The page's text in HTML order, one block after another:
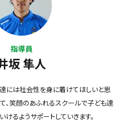
指導員
坂 隼人
達には社会性を身に着けてほしいと思
、笑顔のあふれるスクールで子ども達
るようサポートしていきます。